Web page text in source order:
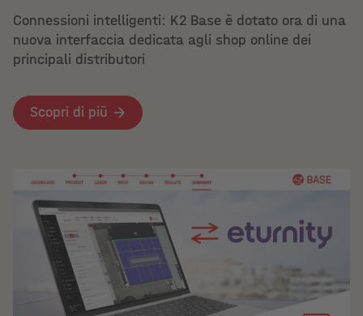
Connessioni intelligenti: K2 Base è dotato ora di una
nuova interfaccia dedicata agli shop online dei
principali distributori
Scopri di più